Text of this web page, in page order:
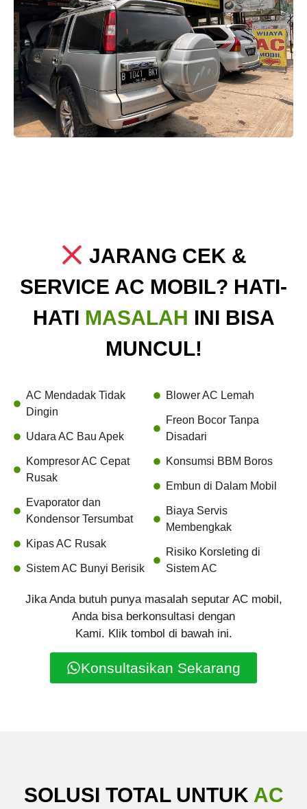
JARANG CEK &
SERVICE AC MOBIL? HATI-
HATI MASALAH INI BISA
MUNCUL!
AC Mendadak Tidak
Dingin
Udara AC Bau Apek
Kompresor AC Cepat
Rusak
Evaporator dan
Kondensor Tersumbat
Kipas AC Rusak
Sistem AC Bunyi Berisik
Blower AC Lemah
Freon Bocor Tanpa
Disadari
Konsumsi BBM Boros
Embun di Dalam Mobil
Biaya Servis
Membengkak
Risiko Korsleting di
Sistem AC
Jika Anda butuh punya masalah seputar AC mobil,
Anda bisa berkonsultasi dengan
Kami. Klik tombol di bawah ini.
Konsultasikan Sekarang
SOLUSI TOTAL UNTUK AC